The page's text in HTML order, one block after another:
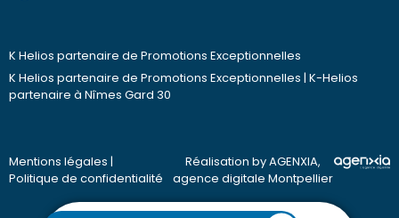
K Helios partenaire de Promotions Exceptionnelles
K Helios partenaire de Promotions Exceptionnelles | K-Helios
partenaire à Nîmes Gard 30
Mentions légales |
Politique de confidentialité
Réalisation by AGENXIA,
agence digitale Montpellier